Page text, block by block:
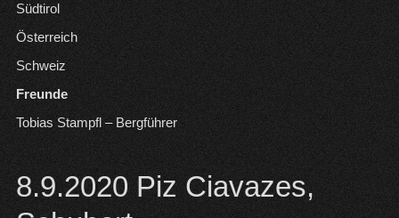
Südtirol
Österreich
Schweiz
Freunde
Tobias Stampfl – Bergführer
8.9.2020 Piz Ciavazes,